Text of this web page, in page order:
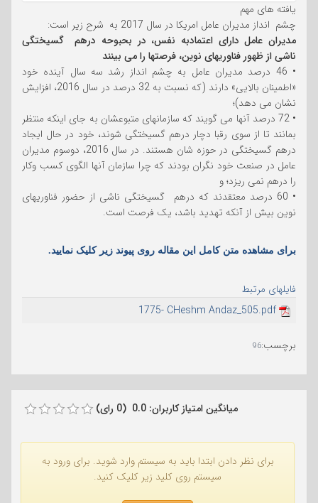
یافته های مهم
چشم انداز مدیران عامل امریکا در سال 2017 به شرح زیر است:
مدیران عامل دارای اعتمادبه نفس، در بحبوحه درهم گسیختگی
ناشی از ظهور فناوریهای نوین، فرصتها را می بینند
• 46 درصد مدیران عامل به چشم انداز رشد سه سال آینده خود
«اطمینان بالایی» دارند (که نسبت به 32 درصد در سال 2016، افزایش
نشان می دهد)؛
• 72 درصد آنها می گویند که سازمانهای متبوعشان به جای اینکه منتظر
بمانند تا از سوی رقبا دچار درهم گسیختگی شوند، خود در حال ایجاد
درهم گسیختگی در حوزه شان هستند. در سال 2016، دوسوم مدیران
عامل در صنعت خود نگران بودند که چرا سازمان آنها الگوی کسب وکار
را درهم نمی ریزد؛ و
• 60 درصد معتقدند که درهم گسیختگی ناشی از حضور فناوریهای
نوین بیش از آنکه تهدید باشد، یک فرصت است.
برای مشاهده متن کامل این مقاله روی پیوند زیر کلیک نمایید.
فایلهای مرتبط
1775- CHeshm Andaz_505.pdf
برچسب:
96
میانگین امتیاز کاربران: 0.0 (0 رای)
برای نظر دادن ابتدا باید به سیستم وارد شوید. برای ورود به
سیستم روی کلید زیر کلیک کنید.